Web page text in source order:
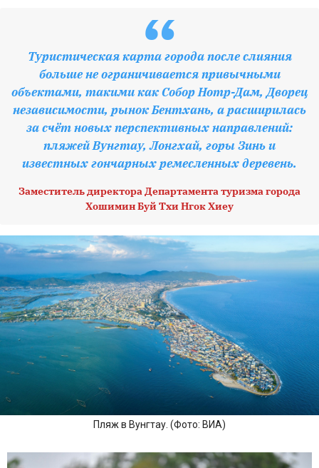
“
Туристическая карта города после слияния
больше не ограничивается привычными
объектами, такими как Собор Нотр-Дам, Дворец
независимости, рынок Бентхань, а расширилась
за счёт новых перспективных направлений:
пляжей Вунгтау, Лонгхай, горы Зинь и
известных гончарных ремесленных деревень.
Заместитель директора Департамента туризма города
Хошимин Буй Тхи Нгок Хиеу
Пляж в Вунгтау. (Фото: ВИА)